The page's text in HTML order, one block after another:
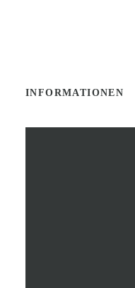
INFORMATIONEN